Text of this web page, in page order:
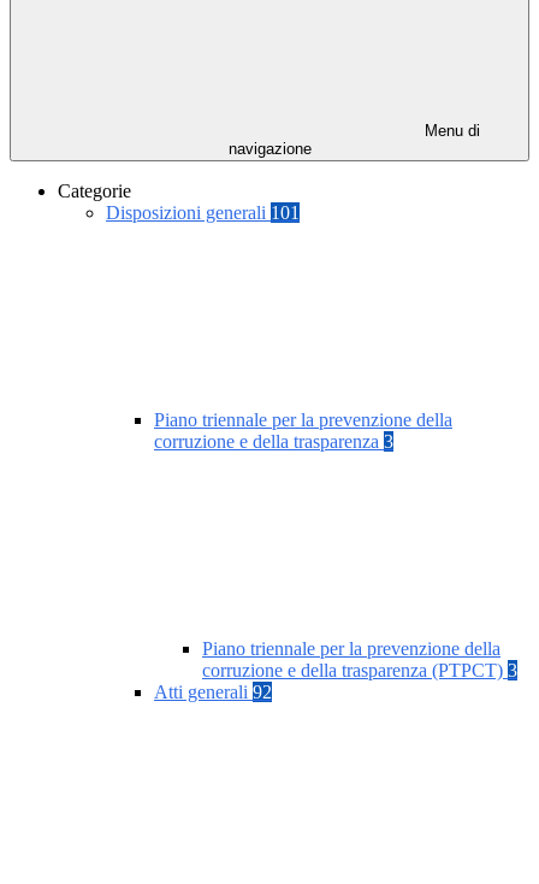
Menu di
navigazione
Categorie
Disposizioni generali 101
Piano triennale per la prevenzione della
corruzione e della trasparenza 3
Piano triennale per la prevenzione della
corruzione e della trasparenza (PTPCT) 3
Atti generali 92